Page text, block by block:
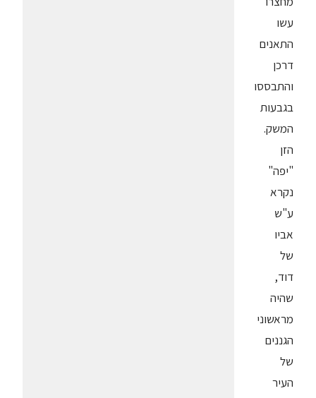
עשו
התאנים
דרכן
והתבססו
בגבעות
המשק.
הזן
"יפה"
נקרא
ע"ש
אביו
של
דוד,
שהיה
מראשוני
הגננים
של
העיר